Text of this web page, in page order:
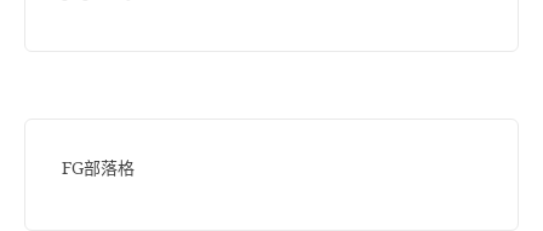
FG部落格